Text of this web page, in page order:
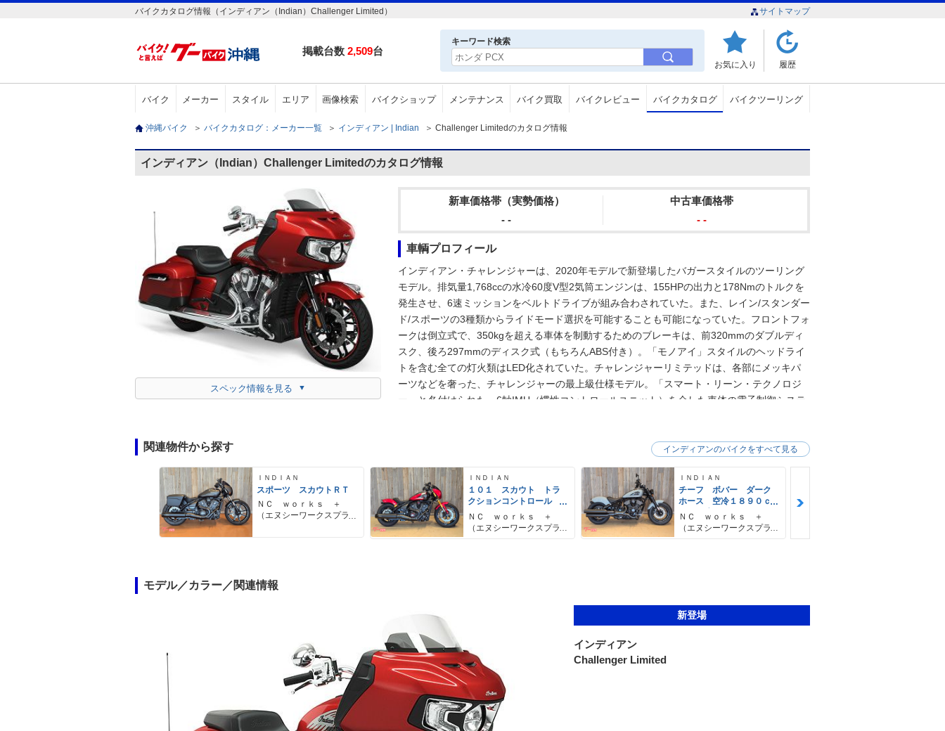
バイクカタログ情報（インディアン（Indian）Challenger Limited） サイトマップ
掲載台数 2,509台
キーワード検索
お気に入り 履歴
バイク メーカー スタイル エリア 画像検索 バイクショップ メンテナンス バイク買取 バイクレビュー バイクカタログ バイクツーリング
沖縄バイク ＞ バイクカタログ：メーカー一覧 ＞ インディアン | Indian ＞ Challenger Limitedのカタログ情報
インディアン（Indian）Challenger Limitedのカタログ情報
スペック情報を見る
新車価格帯（実勢価格）
- -
中古車価格帯
- -
車輌プロフィール
インディアン・チャレンジャーは、2020年モデルで新登場したバガースタイルのツーリング
モデル。排気量1,768ccの水冷60度V型2気筒エンジンは、155HPの出力と178Nmのトルクを
発生させ、6速ミッションをベルトドライブが組み合わされていた。また、レイン/スタンダー
ド/スポーツの3種類からライドモード選択を可能することも可能になっていた。フロントフォ
ークは倒立式で、350kgを超える車体を制動するためのブレーキは、前320mmのダブルディ
スク、後ろ297mmのディスク式（もちろんABS付き）。「モノアイ」スタイルのヘッドライ
トを含む全ての灯火類はLED化されていた。チャレンジャーリミテッドは、各部にメッキパ
ーツなどを奢った、チャレンジャーの最上級仕様モデル。「スマート・リーン・テクノロジ
ー」と名付けられた、6軸IMU（慣性コントロールユニット）を介した車体の電子制御システ
関連物件から探す
ＩＮＤＩＡＮ
スポーツ スカウトＲＴ
ＮＣ ｗｏｒｋｓ ＋
（エヌシーワークスプラ
ＩＮＤＩＡＮ
１０１ スカウト トラ
クションコントロール
３ライドモードセレク
ト １１１馬力エンジ
ン ブレンボキャリパー
ＮＣ ｗｏｒｋｓ ＋
（エヌシーワークスプラ
ＩＮＤＩＡＮ
チーフ ボバー ダーク
ホース 空冷１８９０ｃ
ｃ ６速ミッション キ
ーレスイグニッション
ＵＳＢ充電 ＡＢＳ Ｌ
ＮＣ ｗｏｒｋｓ ＋
（エヌシーワークスプラ
インディアンのバイクをすべて見る
モデル／カラー／関連情報
新登場
インディアン
Challenger Limited